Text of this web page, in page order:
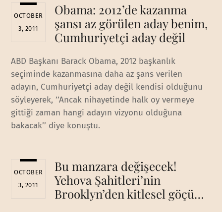
OCTOBER
3, 2011
Obama: 2012’de kazanma
şansı az görülen aday benim,
Cumhuriyetçi aday değil
ABD Başkanı Barack Obama, 2012 başkanlık
seçiminde kazanmasına daha az şans verilen
adayın, Cumhuriyetçi aday değil kendisi olduğunu
söyleyerek, ’’Ancak nihayetinde halk oy vermeye
gittiği zaman hangi adayın vizyonu olduğuna
bakacak’’ diye konuştu.
OCTOBER
3, 2011
Bu manzara değişecek!
Yehova Şahitleri’nin
Brooklyn’den kitlesel göçü…